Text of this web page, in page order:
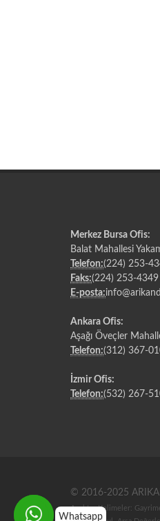
Merkez Bursa Ofis:
Balat Mahallesi
Telefon:(224) 253-
Faks:(224) 253-4349
E-posta:
Ankara Ofis:
Aşağı Öveçler
Telefon:(312) 367-
İzmir Ofis:
Telefon:(532) 267-
© 2016-2025
Anahtar Kelimeler:
Whatsapp